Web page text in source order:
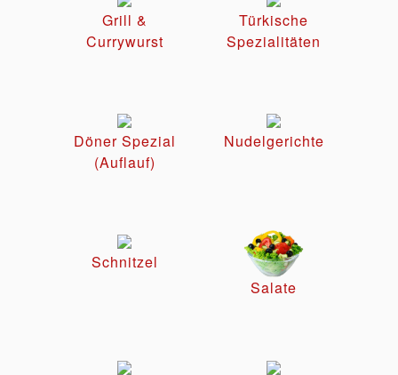
Grill &
Currywurst
Türkische
Spezialitäten
Döner Spezial
(Auflauf)
Nudelgerichte
Schnitzel
Salate